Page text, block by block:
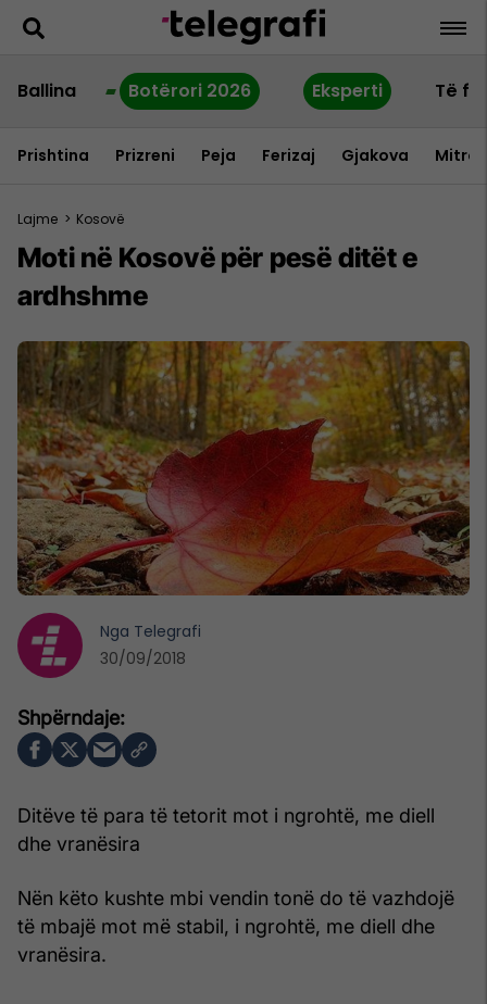
Ballina Botërori 2026 Eksperti Të
Prishtina Prizreni Peja Ferizaj Gjakova
Lajme > Kosovë
Moti në Kosovë për pesë ditët e
ardhshme
Ditëve të para të tetorit mot i ngrohtë, me diell
dhe vranësira
Nën këto kushte mbi vendin tonë do të vazhdojë
të mbajë mot më stabil, i ngrohtë, me diell dhe
vranësira.
Nga Telegrafi
30/09/2018